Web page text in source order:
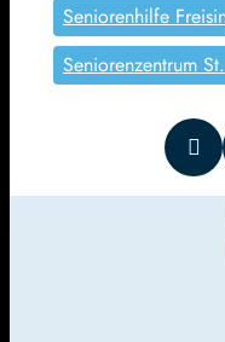
Seniorenhilfe
Seniorenzentrum